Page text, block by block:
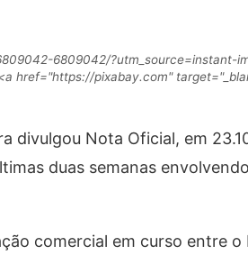
6809042/?utm_source=instant-
href="https://pixabay.com"
divulgou Nota Oficial, em
duas semanas
comercial em curso entre